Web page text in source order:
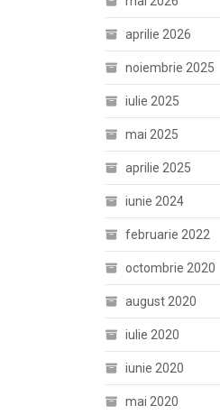
aprilie 2026
noiembrie 2025
iulie 2025
mai 2025
aprilie 2025
iunie 2024
februarie 2022
octombrie 2020
august 2020
iulie 2020
iunie 2020
mai 2020